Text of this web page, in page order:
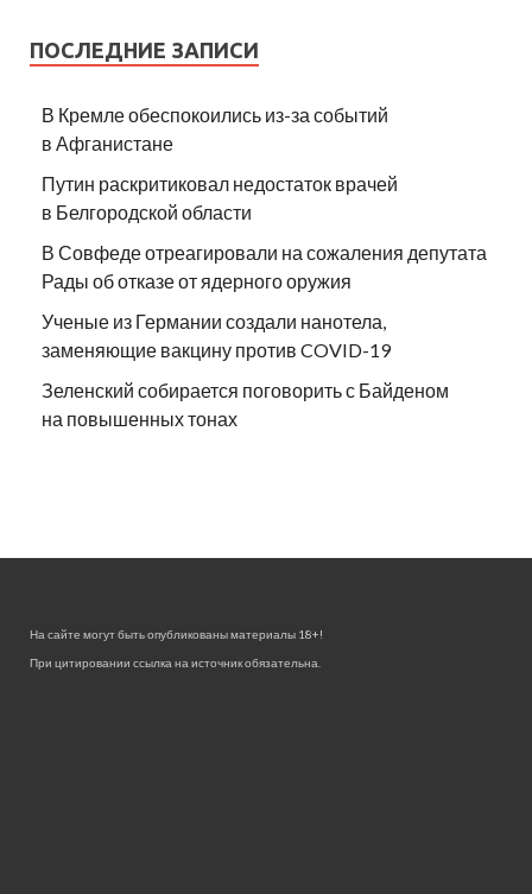
ПОСЛЕДНИЕ ЗАПИСИ
В Кремле обеспокоились из-за событий
в Афганистане
Путин раскритиковал недостаток врачей
в Белгородской области
В Совфеде отреагировали на сожаления депутата
Рады об отказе от ядерного оружия
Ученые из Германии создали нанотела,
заменяющие вакцину против COVID-19
Зеленский собирается поговорить с Байденом
на повышенных тонах
На сайте могут быть опубликованы материалы 18+!
При цитировании ссылка на источник обязательна.